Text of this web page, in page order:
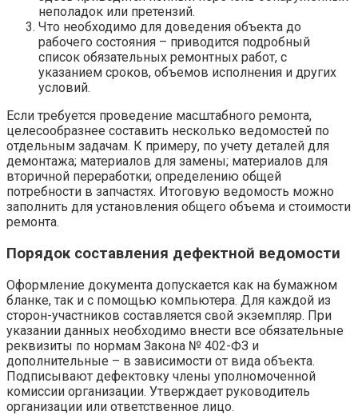
неполадок или претензий.
Что необходимо для доведения объекта до
рабочего состояния – приводится подробный
список обязательных ремонтных работ, с
указанием сроков, объемов исполнения и других
условий.
Если требуется проведение масштабного ремонта,
целесообразнее составить несколько ведомостей по
отдельным задачам. К примеру, по учету деталей для
демонтажа; материалов для замены; материалов для
вторичной переработки; определению общей
потребности в запчастях. Итоговую ведомость можно
заполнить для установления общего объема и стоимости
ремонта.
Порядок составления дефектной ведомости
Оформление документа допускается как на бумажном
бланке, так и с помощью компьютера. Для каждой из
сторон-участников составляется свой экземпляр. При
указании данных необходимо внести все обязательные
реквизиты по нормам Закона № 402-ФЗ и
дополнительные – в зависимости от вида объекта.
Подписывают дефектовку члены уполномоченной
комиссии организации. Утверждает руководитель
организации или ответственное лицо.